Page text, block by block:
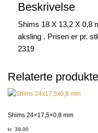
Beskrivelse
Shims 18 X 13,2 X 0,8
aksling . Prisen er pr.
2319
Relaterte
Shims 24×17,5×0,8 mm
kr 39.00